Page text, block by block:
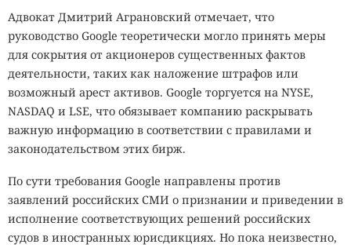
Адвокат Дмитрий Аграновский отмечает, что
руководство Google теоретически могло принять меры
для сокрытия от акционеров существенных фактов
деятельности, таких как наложение штрафов или
возможный арест активов. Google торгуется на NYSE,
NASDAQ и LSE, что обязывает компанию раскрывать
важную информацию в соответствии с правилами и
законодательством этих бирж.
По сути требования Google направлены против
заявлений российских СМИ о признании и приведении в
исполнение соответствующих решений российских
судов в иностранных юрисдикциях. Но пока неизвестно,